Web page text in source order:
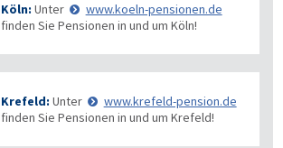
Köln: Unter
www.koeln-pensionen.de
finden Sie Pensionen in und um Köln!
Krefeld: Unter
www.krefeld-pension.de
finden Sie Pensionen in und um Krefeld!